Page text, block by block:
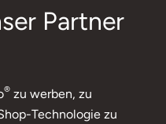
Partner
® zu werben, zu
Technologie zu